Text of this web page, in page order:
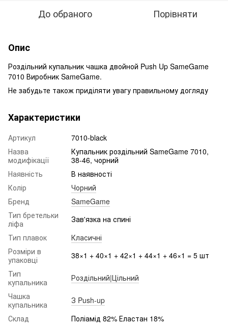
До обраного Порівняти
Опис
Роздільний купальник чашка двойной Push Up SameGame
7010 Виробник SameGame.
Не забудьте також приділяти увагу правильному догляду
Характеристики
Артикул
7010-black
Назва
модифікації
Купальник роздільний SameGame 7010,
38-46, чорний
Наявність
В наявності
Колір
Чорний
Бренд
SameGame
Тип бретельки
ліфа
Зав'язка на спині
Тип плавок
Класичні
Розміри в
упаковці
38×1 + 40×1 + 42×1 + 44×1 + 46×1 = 5 шт
Тип
купальника
Роздільний|Цільний
Чашка
купальника
З Push-up
Склад
Поліамід 82% Еластан 18%